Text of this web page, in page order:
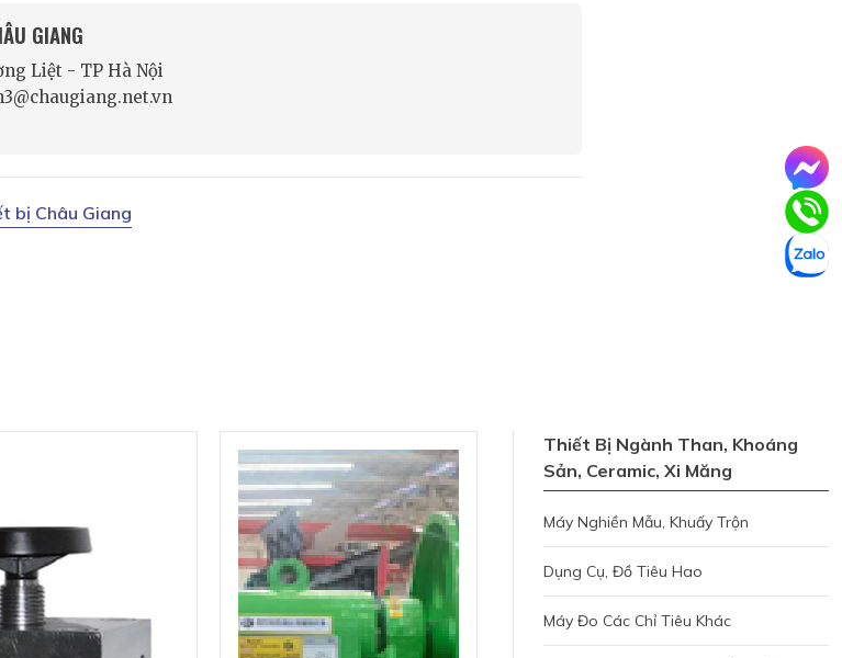
GIANG
Liệt - TP Hà Nội
bị Châu Giang
Thiết Bị Ngành Than, Khoáng
Sản, Ceramic, Xi Măng
Máy Nghiền Mẫu, Khuấy Trộn
Dụng Cụ, Đồ Tiêu Hao
Máy Đo Các Chỉ Tiêu Khác